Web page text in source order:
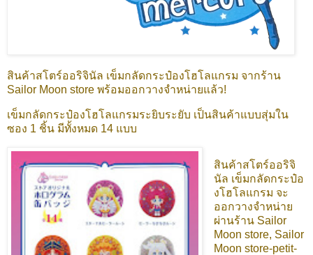
สินค้าสโตร์ออริจินัล เข็มกลัดกระป๋องโฮโลแกรม จากร้าน
Sailor Moon store พร้อมออกวางจำหน่ายแล้ว!
เข็มกลัดกระป๋องโฮโลแกรมระยิบระยับ เป็นสินค้าแบบสุ่มใน
ซอง 1 ชิ้น มีทั้งหมด 14 แบบ
สินค้าสโตร์ออริจิ
นัล เข็มกลัดกระป๋อ
งโฮโลแกรม จะ
ออกวางจำหน่าย
ผ่านร้าน Sailor
Moon store, Sailor
Moon store-petit-